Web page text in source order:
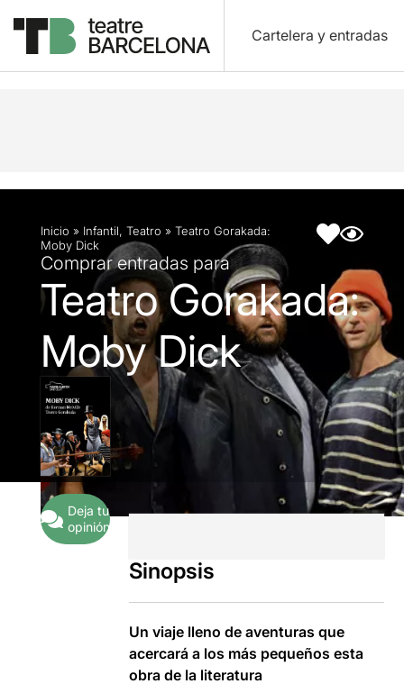
Cartelera y entradas
Descripción Ficha artística
Inicio » Infantil, Teatro » Teatro Gorakada:
Moby Dick
Comprar entradas para
Teatro Gorakada:
Moby Dick
Deja tu
opinión
Sinopsis
Un viaje lleno de aventuras que
acercará a los más pequeños esta
obra de la literatura